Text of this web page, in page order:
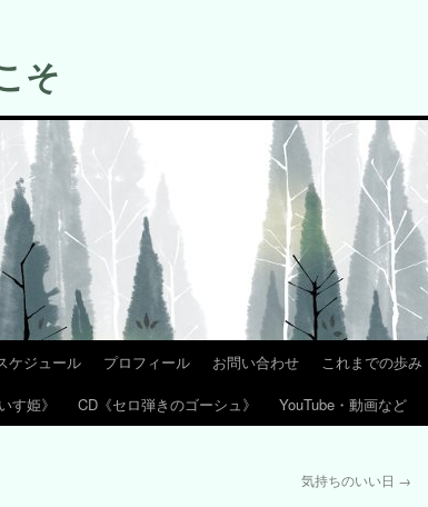
そ
ケジュール プロフィール お問い合わせ これまでの歩み
す姫》 CD《セロ弾きのゴーシュ》 YouTube・動画など
気持ちのいい日 →